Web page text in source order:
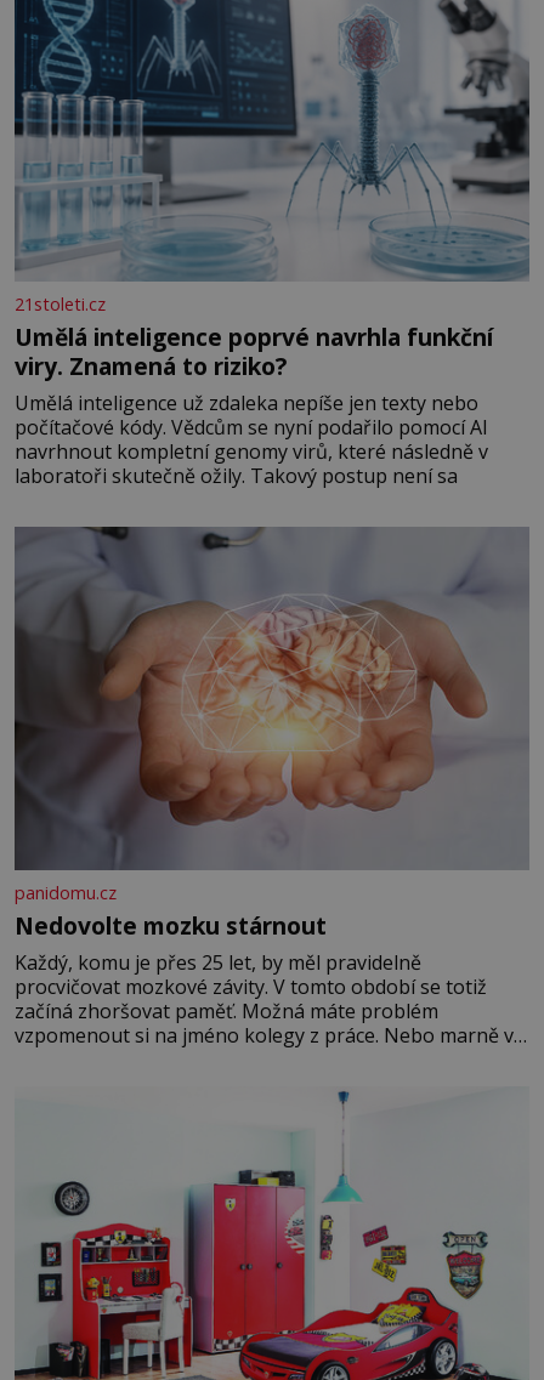
21stoleti.cz
Umělá inteligence poprvé navrhla funkční
viry. Znamená to riziko?
Umělá inteligence už zdaleka nepíše jen texty nebo
počítačové kódy. Vědcům se nyní podařilo pomocí AI
navrhnout kompletní genomy virů, které následně v
laboratoři skutečně ožily. Takový postup není sa
panidomu.cz
Nedovolte mozku stárnout
Každý, komu je přes 25 let, by měl pravidelně
procvičovat mozkové závity. V tomto období se totiž
začíná zhoršovat paměť. Možná máte problém
vzpomenout si na jméno kolegy z práce. Nebo marně v